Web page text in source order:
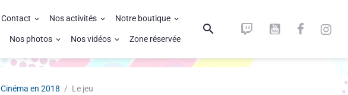
Contact Nos activités Notre boutique
Nos photos Nos vidéos Zone réservée
Cinéma en 2018 Le jeu